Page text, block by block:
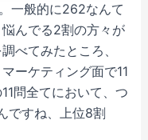
一般的に262なんて
んでる2割の方々が
べてみたところ、
ーケティング面で11
問全てにおいて、つ
ですね、上位8割